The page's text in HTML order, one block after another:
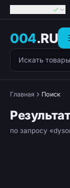
004.RU
Поиск товаров
Главная Поиск
по запросу